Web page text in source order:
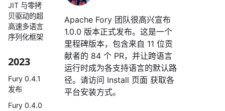
JIT 与零拷
贝驱动的超
高速多语言
序列化框架
2023
Fury 0.4.1
发布
Fury 0.4.0
Apache Fory 团队很高兴宣布
1.0.0 版本正式发布。这是一个
里程碑版本，包含来自 11 位贡
献者的 84 个 PR，并让跨语言
运行时成为各支持语言的默认路
径。请访问 Install 页面 获取各
平台安装方式。